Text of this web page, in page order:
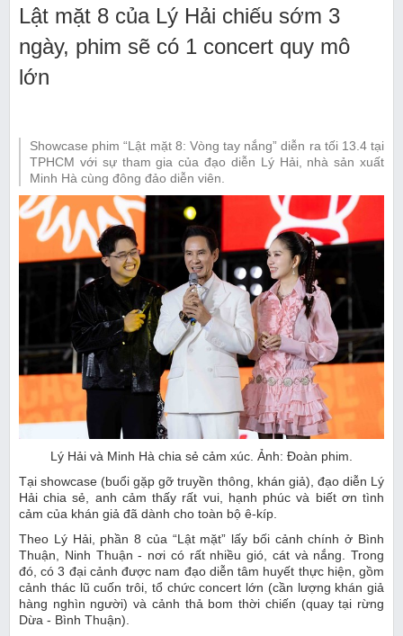
Lật mặt 8 của Lý Hải chiếu sớm 3
ngày, phim sẽ có 1 concert quy mô
lớn
Showcase phim “Lật mặt 8: Vòng tay nắng” diễn ra tối 13.4 tại
TPHCM với sự tham gia của đạo diễn Lý Hải, nhà sản xuất
Minh Hà cùng đông đảo diễn viên.
Lý Hải và Minh Hà chia sẻ cảm xúc. Ảnh: Đoàn phim.
Tại showcase (buổi gặp gỡ truyền thông, khán giả), đạo diễn Lý
Hải chia sẻ, anh cảm thấy rất vui, hạnh phúc và biết ơn tình
cảm của khán giả đã dành cho toàn bộ ê-kíp.
Theo Lý Hải, phần 8 của “Lật mặt” lấy bối cảnh chính ở Bình
Thuận, Ninh Thuận - nơi có rất nhiều gió, cát và nắng. Trong
đó, có 3 đại cảnh được nam đạo diễn tâm huyết thực hiện, gồm
cảnh thác lũ cuốn trôi, tổ chức concert lớn (cần lượng khán giả
hàng nghìn người) và cảnh thả bom thời chiến (quay tại rừng
Dừa - Bình Thuận).